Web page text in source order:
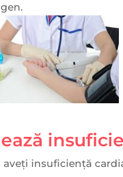
insuficiență